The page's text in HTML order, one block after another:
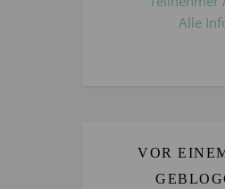
Alle
VOR